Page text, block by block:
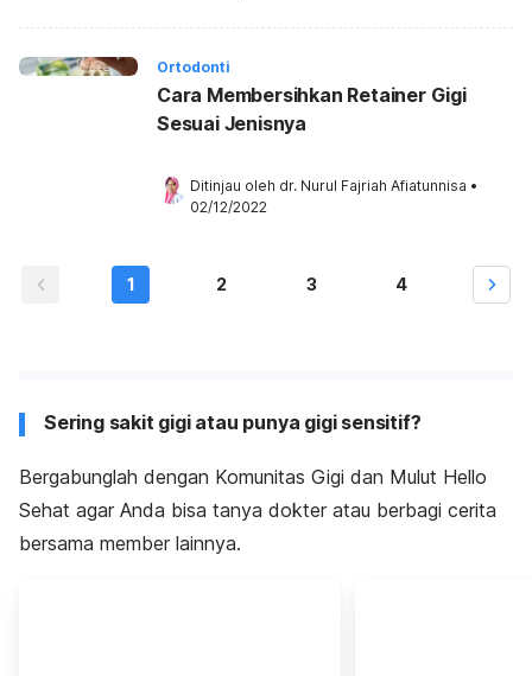
Ortodonti
Cara Membersihkan Retainer Gigi
Sesuai Jenisnya
Ditinjau oleh dr. Nurul Fajriah Afiatunnisa •
02/12/2022
1 2 3 4
Sering sakit gigi atau punya gigi sensitif?
Bergabunglah dengan Komunitas Gigi dan Mulut Hello
Sehat agar Anda bisa tanya dokter atau berbagi cerita
bersama member lainnya.